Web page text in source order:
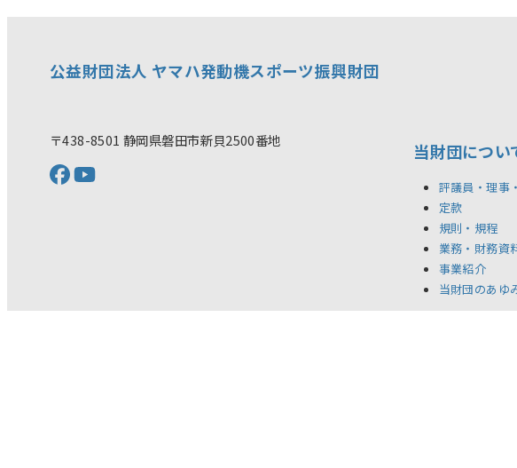
公益財団法人 ヤマハ発動機スポーツ振興財団
〒438-8501 静岡県磐田市新貝2500番地 当財団につい
評議員・理事
定款
規則・規程
業務・財務資
事業紹介
当財団のあゆ